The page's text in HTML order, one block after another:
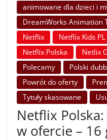
animowane dla dzieci i
DreamWorks Animation
Netflix
Netflix Kids PL
Netflix Polska
Netlix
Polecamy
Polski
Powrót do oferty
Tytuły skasowane
Netflix
w ofercie –